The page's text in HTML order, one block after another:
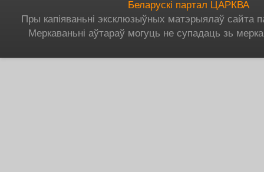
Беларускі партал ЦАРКВА
Пры капіяваньні эксклюзыўных матэрыялаў сайта
Меркаваньні аўтараў могуць не супадаць зь